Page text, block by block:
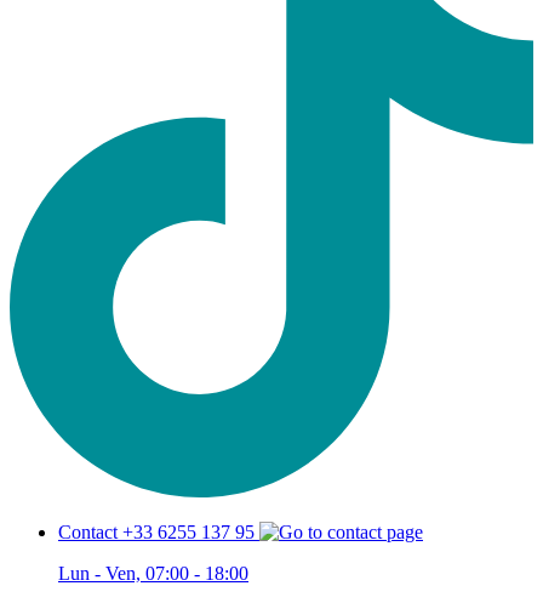
Contact +33 6255 137 95
Lun - Ven, 07:00 - 18:00